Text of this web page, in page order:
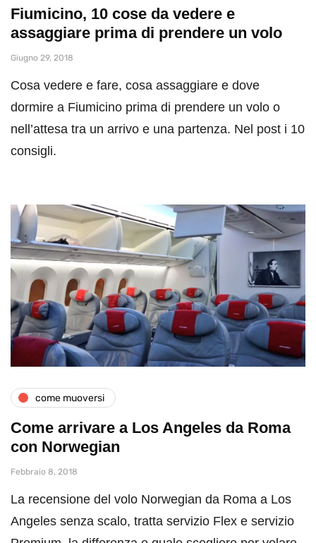
Fiumicino, 10 cose da vedere e
assaggiare prima di prendere un volo
Giugno 29, 2018
Cosa vedere e fare, cosa assaggiare e dove
dormire a Fiumicino prima di prendere un volo o
nell’attesa tra un arrivo e una partenza. Nel post i 10
consigli.
come muoversi
Come arrivare a Los Angeles da Roma
con Norwegian
Febbraio 8, 2018
La recensione del volo Norwegian da Roma a Los
Angeles senza scalo, tratta servizio Flex e servizio